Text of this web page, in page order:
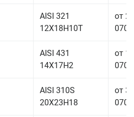
AISI 321
12Х18Н10Т
от
AISI 431
14Х17Н2
от
AISI 310S
20Х23Н18
от